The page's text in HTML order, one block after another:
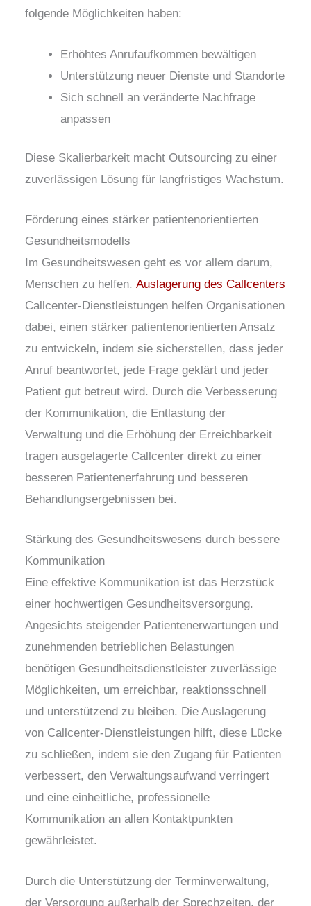
folgende Möglichkeiten haben:
Erhöhtes Anrufaufkommen bewältigen
Unterstützung neuer Dienste und Standorte
Sich schnell an veränderte Nachfrage
anpassen
Diese Skalierbarkeit macht Outsourcing zu einer
zuverlässigen Lösung für langfristiges Wachstum.
Förderung eines stärker patientenorientierten
Gesundheitsmodells
Im Gesundheitswesen geht es vor allem darum,
Menschen zu helfen.Auslagerung des Callcenters
Callcenter-Dienstleistungen helfen Organisationen
dabei, einen stärker patientenorientierten Ansatz
zu entwickeln, indem sie sicherstellen, dass jeder
Anruf beantwortet, jede Frage geklärt und jeder
Patient gut betreut wird. Durch die Verbesserung
der Kommunikation, die Entlastung der
Verwaltung und die Erhöhung der Erreichbarkeit
tragen ausgelagerte Callcenter direkt zu einer
besseren Patientenerfahrung und besseren
Behandlungsergebnissen bei.
Stärkung des Gesundheitswesens durch bessere
Kommunikation
Eine effektive Kommunikation ist das Herzstück
einer hochwertigen Gesundheitsversorgung.
Angesichts steigender Patientenerwartungen und
zunehmenden betrieblichen Belastungen
benötigen Gesundheitsdienstleister zuverlässige
Möglichkeiten, um erreichbar, reaktionsschnell
und unterstützend zu bleiben. Die Auslagerung
von Callcenter-Dienstleistungen hilft, diese Lücke
zu schließen, indem sie den Zugang für Patienten
verbessert, den Verwaltungsaufwand verringert
und eine einheitliche, professionelle
Kommunikation an allen Kontaktpunkten
gewährleistet.
Durch die Unterstützung der Terminverwaltung,
der Versorgung außerhalb der Sprechzeiten, der